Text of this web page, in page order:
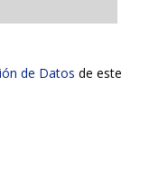
de Datos de este